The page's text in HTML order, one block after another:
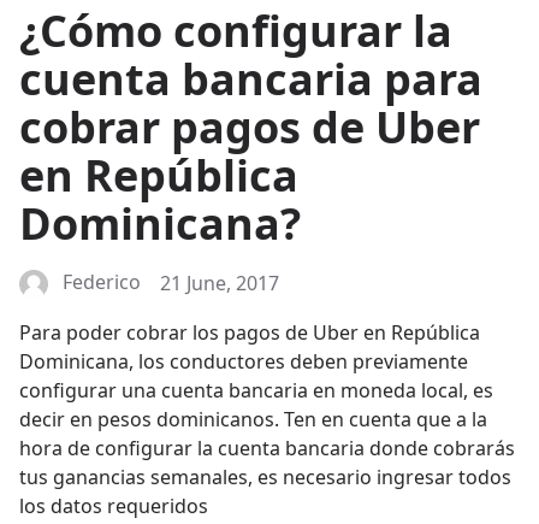
¿Cómo configurar la
cuenta bancaria para
cobrar pagos de Uber
en República
Dominicana?
Federico
21 June, 2017
Para poder cobrar los pagos de Uber en República
Dominicana, los conductores deben previamente
configurar una cuenta bancaria en moneda local, es
decir en pesos dominicanos. Ten en cuenta que a la
hora de configurar la cuenta bancaria donde cobrarás
tus ganancias semanales, es necesario ingresar todos
los datos requeridos